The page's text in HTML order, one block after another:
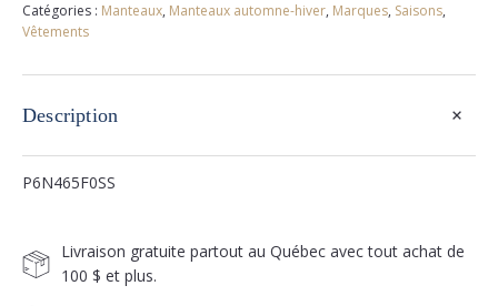
Catégories : Manteaux, Manteaux automne-hiver, Marques, Saisons,
Vêtements
Description +
P6N465F0SS
Livraison gratuite partout au Québec avec tout achat de
100 $ et plus.